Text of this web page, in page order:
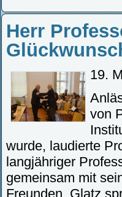
Herr
19.
von
wurde, laudierte
langjähriger
gemeinsam mit
Freunden. Glatz